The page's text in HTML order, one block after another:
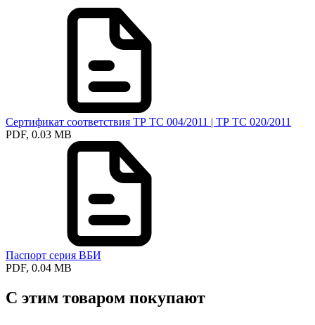
Сертификат соответствия ТР ТС 004/2011 | ТР ТС 020/2011
PDF, 0.03 MB
Паспорт серия ВБИ
PDF, 0.04 MB
С этим товаром покупают